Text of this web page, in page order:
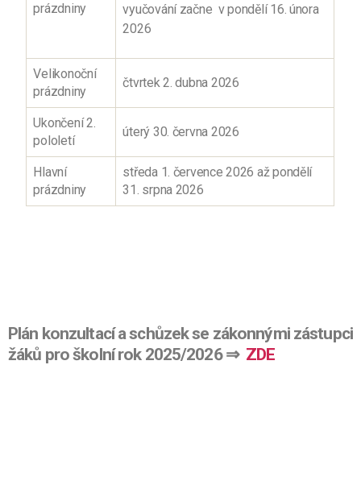
prázdniny
vyučování začne v pondělí 16. února
2026
Velikonoční
prázdniny
čtvrtek 2. dubna 2026
Ukončení 2.
pololetí
úterý 30. června 2026
Hlavní
prázdniny
středa 1. července 2026 až pondělí
31. srpna 2026
Plán konzultací a schůzek se zákonnými zástupci
žáků pro školní rok 2025/2026 ⇒ ZDE